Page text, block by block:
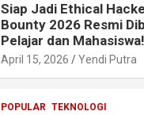
Siap Jadi Ethical
Bounty 2026 Resmi
Pelajar dan Mahasiswa!
April 15, 2026 Yendi Putra
POPULAR TEKNOLOGI